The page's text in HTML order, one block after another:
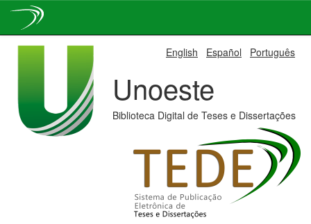
English Español Português
Unoeste
Biblioteca Digital de Teses e Dissertações